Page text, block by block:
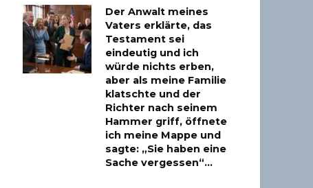
Der Anwalt meines
Vaters erklärte, das
Testament sei
eindeutig und ich
würde nichts erben,
aber als meine Familie
klatschte und der
Richter nach seinem
Hammer griff, öffnete
ich meine Mappe und
sagte: „Sie haben eine
Sache vergessen“…